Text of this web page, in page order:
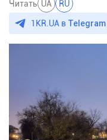
Читать UA RU
1KR.UA в Telegram